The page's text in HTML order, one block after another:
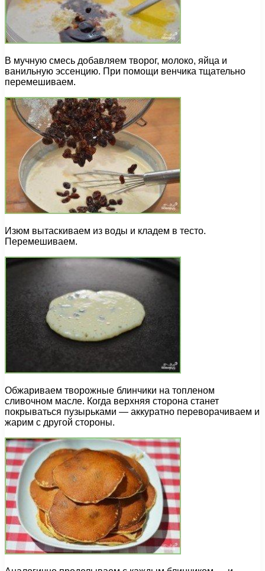
В мучную смесь добавляем творог, молоко, яйца и
ванильную эссенцию. При помощи венчика тщательно
перемешиваем.
Изюм вытаскиваем из воды и кладем в тесто.
Перемешиваем.
Обжариваем творожные блинчики на топленом
сливочном масле. Когда верхняя сторона станет
покрываться пузырьками — аккуратно переворачиваем и
жарим с другой стороны.